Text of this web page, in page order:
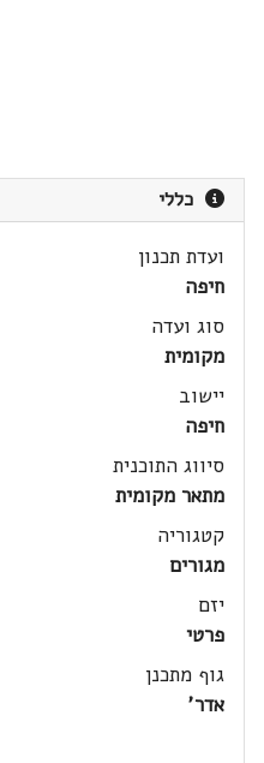
כללי
ועדת תכנון
חיפה
סוג ועדה
מקומית
יישוב
חיפה
סיווג התוכנית
מתאר מקומית
קטגוריה
מגורים
יזם
פרטי
גוף מתכנן
אדר'